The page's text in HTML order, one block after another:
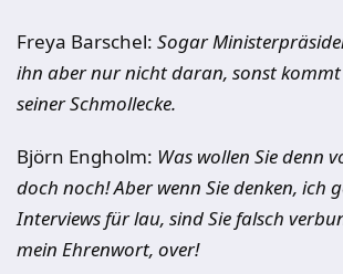
Freya Barschel: Sogar
ihn aber nur nicht daran, sonst kommt
seiner Schmollecke.
Björn Engholm: Was wollen Sie denn
doch noch! Aber wenn Sie denken, ich
Interviews für lau, sind Sie falsch
mein Ehrenwort, over!